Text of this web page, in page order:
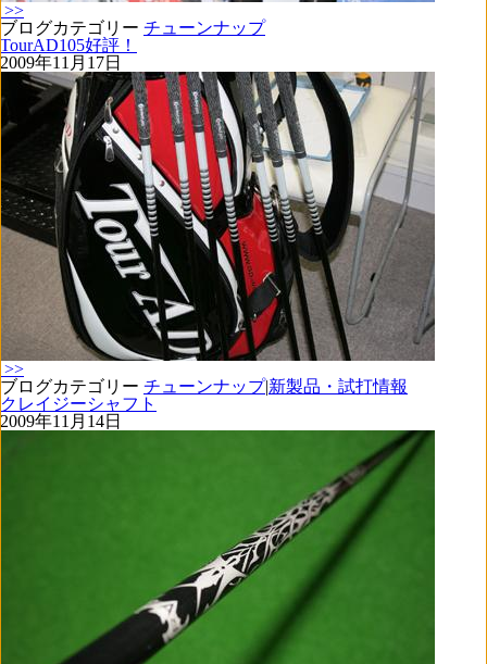
>>
ブログカテゴリー チューンナップ
TourAD105好評！
2009年11月17日
>>
ブログカテゴリー チューンナップ|新製品・試打情報
クレイジーシャフト
2009年11月14日